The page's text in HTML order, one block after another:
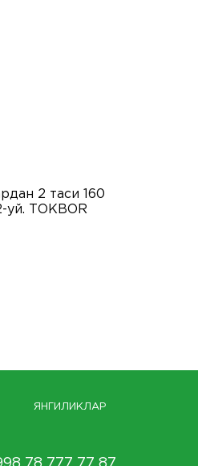
2 таси 160
уй. ТОКBOR
ЯНГИЛИКЛАР